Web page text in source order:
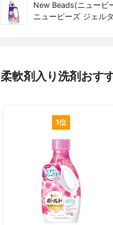
New Beads(ニュービ
ニュービーズ ジェル
柔軟剤入り洗剤おす
1位